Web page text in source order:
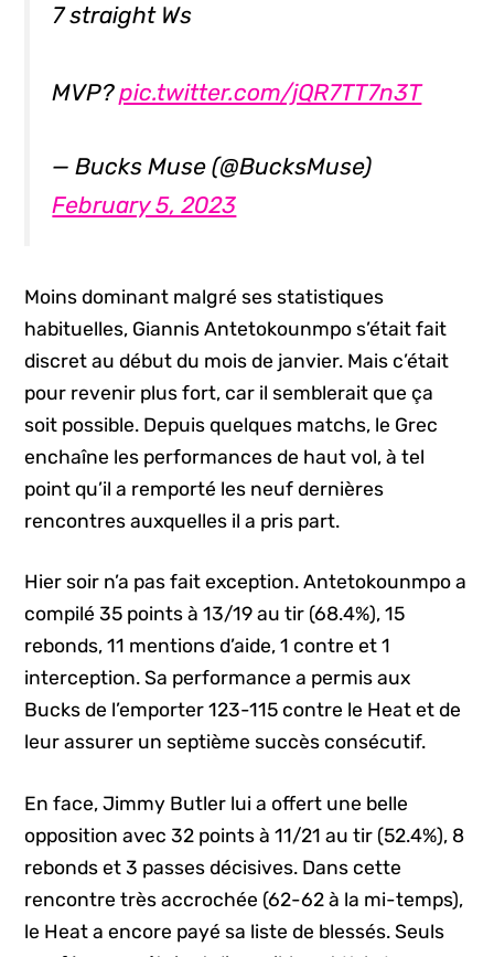
7 straight Ws
MVP?pic.twitter.com/jQR7TT7n3T
— Bucks Muse (@BucksMuse)
February 5, 2023
Moins dominant malgré ses statistiques
habituelles, Giannis Antetokounmpo s’était fait
discret au début du mois de janvier. Mais c’était
pour revenir plus fort, car il semblerait que ça
soit possible. Depuis quelques matchs, le Grec
enchaîne les performances de haut vol, à tel
point qu’il a remporté les neuf dernières
rencontres auxquelles il a pris part.
Hier soir n’a pas fait exception. Antetokounmpo a
compilé 35 points à 13/19 au tir (68.4%), 15
rebonds, 11 mentions d’aide, 1 contre et 1
interception. Sa performance a permis aux
Bucks de l’emporter 123-115 contre le Heat et de
leur assurer un septième succès consécutif.
En face, Jimmy Butler lui a offert une belle
opposition avec 32 points à 11/21 au tir (52.4%), 8
rebonds et 3 passes décisives. Dans cette
rencontre très accrochée (62-62 à la mi-temps),
le Heat a encore payé sa liste de blessés. Seuls